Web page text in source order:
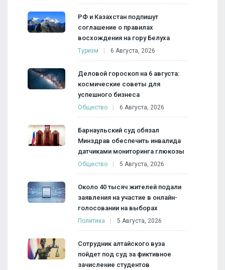
РФ и Казахстан подпишут
соглашение о правилах
восхождения на гору Белуха
Туризм 6 Августа, 2026
Деловой гороскоп на 6 августа:
космические советы для
успешного бизнеса
Общество 6 Августа, 2026
Барнаульский суд обязал
Минздрав обеспечить инвалида
датчиками мониторинга глюкозы
Общество 5 Августа, 2026
Около 40 тысяч жителей подали
заявления на участие в онлайн-
голосовании на выборах
Политика 5 Августа, 2026
Сотрудник алтайского вуза
пойдет под суд за фиктивное
зачисление студентов